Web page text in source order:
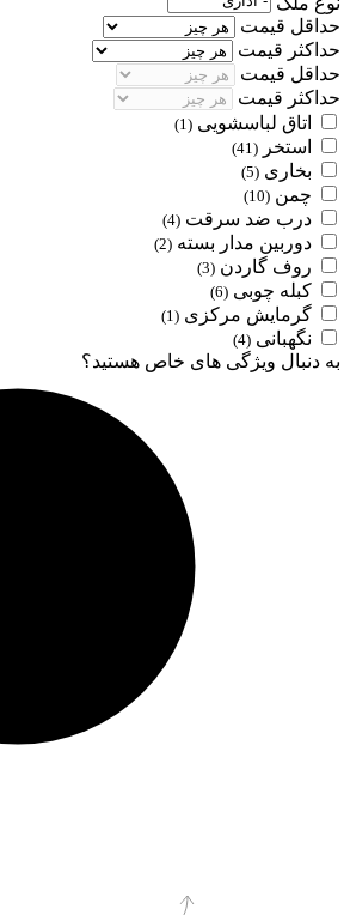
حداقل قیمت
حداکثر قیمت
حداقل قیمت
حداکثر قیمت
اتاق لباسشویی (1)
استخر (41)
بخاری (5)
چمن (10)
درب ضد سرقت (4)
دوربین مدار بسته (2)
روف گاردن (3)
کبله چوبی (6)
گرمایش مرکزی (1)
نگهبانی (4)
به دنبال ویژگی های خاص هستید؟